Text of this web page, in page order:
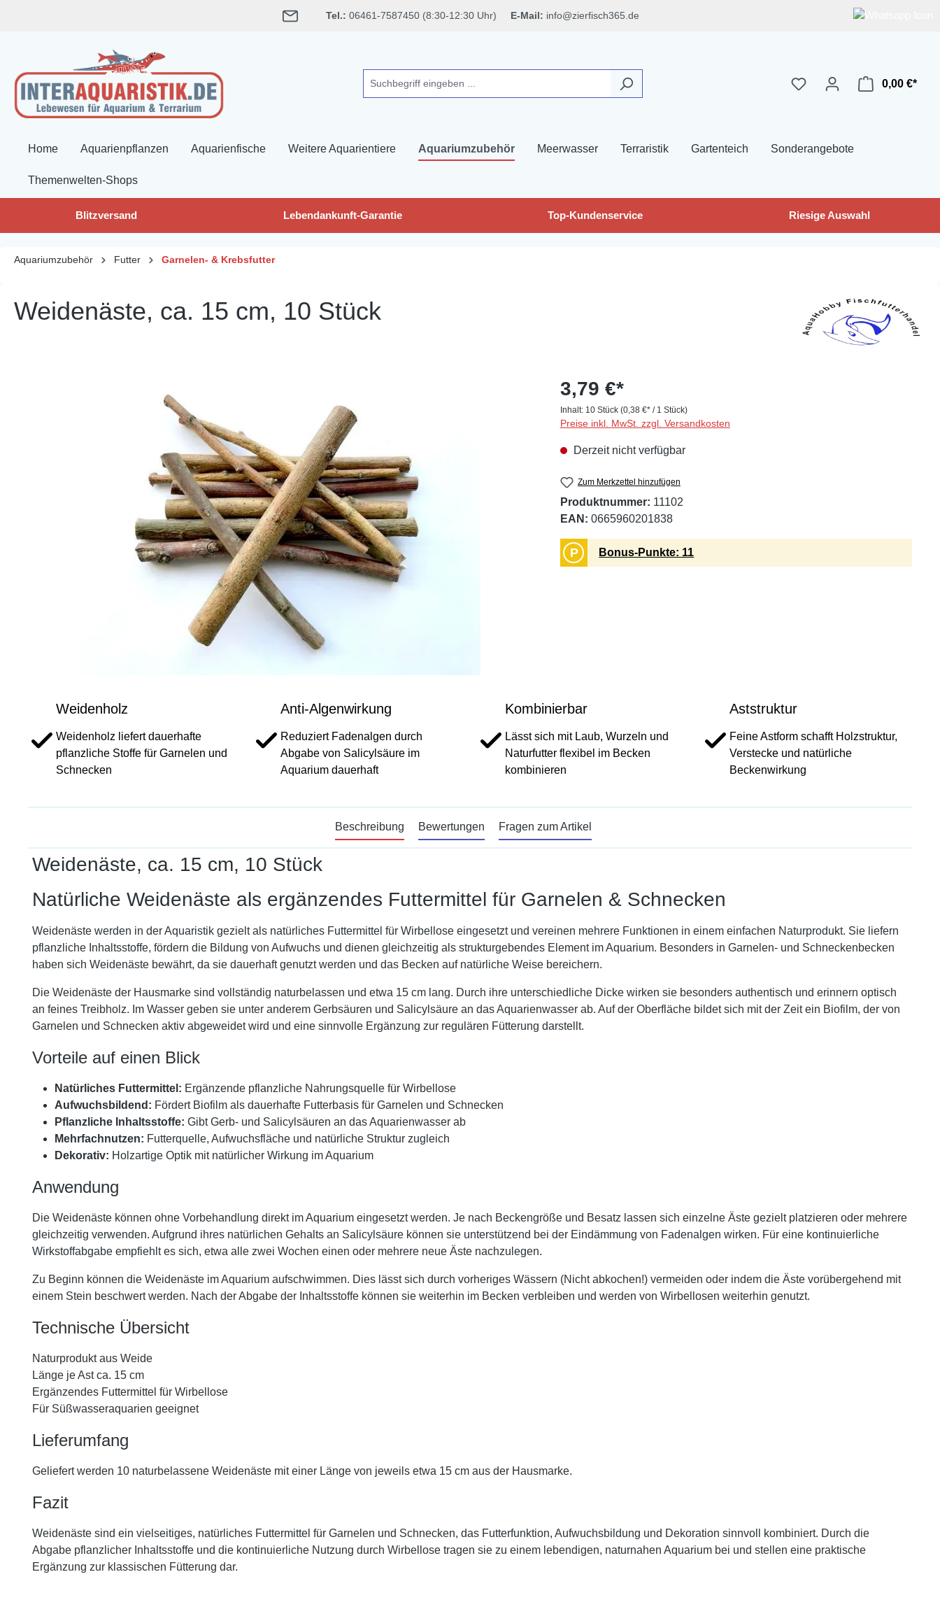
Tel.: 06461-7587450 (8:30-12:30 Uhr) E-Mail: info@zierfisch365.de
0,00 €*
Home Aquarienpflanzen Aquarienfische Weitere Aquarientiere Aquariumzubehör Meerwasser Terraristik Gartenteich Sonderangebote
Themenwelten-Shops
Blitzversand Lebendankunft-Garantie Top-Kundenservice Riesige Auswahl
Aquariumzubehör Futter Garnelen- & Krebsfutter
Weidenäste, ca. 15 cm, 10 Stück
3,79 €*
Inhalt: 10 Stück (0,38 €* / 1 Stück)
Preise inkl. MwSt. zzgl. Versandkosten
Derzeit nicht verfügbar
Zum Merkzettel hinzufügen
Produktnummer: 11102
EAN: 0665960201838
P Bonus-Punkte: 11
Weidenholz
Weidenholz liefert dauerhafte
pflanzliche Stoffe für Garnelen und
Schnecken
Anti-Algenwirkung
Reduziert Fadenalgen durch
Abgabe von Salicylsäure im
Aquarium dauerhaft
Kombinierbar
Lässt sich mit Laub, Wurzeln und
Naturfutter flexibel im Becken
kombinieren
Aststruktur
Feine Astform schafft Holzstruktur,
Verstecke und natürliche
Beckenwirkung
Beschreibung Bewertungen Fragen zum Artikel
Weidenäste, ca. 15 cm, 10 Stück
Natürliche Weidenäste als ergänzendes Futtermittel für Garnelen & Schnecken
Weidenäste werden in der Aquaristik gezielt als natürliches Futtermittel für Wirbellose eingesetzt und vereinen mehrere Funktionen in einem einfachen Naturprodukt. Sie liefern
pflanzliche Inhaltsstoffe, fördern die Bildung von Aufwuchs und dienen gleichzeitig als strukturgebendes Element im Aquarium. Besonders in Garnelen- und Schneckenbecken
haben sich Weidenäste bewährt, da sie dauerhaft genutzt werden und das Becken auf natürliche Weise bereichern.
Die Weidenäste der Hausmarke sind vollständig naturbelassen und etwa 15 cm lang. Durch ihre unterschiedliche Dicke wirken sie besonders authentisch und erinnern optisch
an feines Treibholz. Im Wasser geben sie unter anderem Gerbsäuren und Salicylsäure an das Aquarienwasser ab. Auf der Oberfläche bildet sich mit der Zeit ein Biofilm, der von
Garnelen und Schnecken aktiv abgeweidet wird und eine sinnvolle Ergänzung zur regulären Fütterung darstellt.
Vorteile auf einen Blick
Natürliches Futtermittel: Ergänzende pflanzliche Nahrungsquelle für Wirbellose
Aufwuchsbildend: Fördert Biofilm als dauerhafte Futterbasis für Garnelen und Schnecken
Pflanzliche Inhaltsstoffe: Gibt Gerb- und Salicylsäuren an das Aquarienwasser ab
Mehrfachnutzen: Futterquelle, Aufwuchsfläche und natürliche Struktur zugleich
Dekorativ: Holzartige Optik mit natürlicher Wirkung im Aquarium
Anwendung
Die Weidenäste können ohne Vorbehandlung direkt im Aquarium eingesetzt werden. Je nach Beckengröße und Besatz lassen sich einzelne Äste gezielt platzieren oder mehrere
gleichzeitig verwenden. Aufgrund ihres natürlichen Gehalts an Salicylsäure können sie unterstützend bei der Eindämmung von Fadenalgen wirken. Für eine kontinuierliche
Wirkstoffabgabe empfiehlt es sich, etwa alle zwei Wochen einen oder mehrere neue Äste nachzulegen.
Zu Beginn können die Weidenäste im Aquarium aufschwimmen. Dies lässt sich durch vorheriges Wässern (Nicht abkochen!) vermeiden oder indem die Äste vorübergehend mit
einem Stein beschwert werden. Nach der Abgabe der Inhaltsstoffe können sie weiterhin im Becken verbleiben und werden von Wirbellosen weiterhin genutzt.
Technische Übersicht
Naturprodukt aus Weide
Länge je Ast ca. 15 cm
Ergänzendes Futtermittel für Wirbellose
Für Süßwasseraquarien geeignet
Lieferumfang
Geliefert werden 10 naturbelassene Weidenäste mit einer Länge von jeweils etwa 15 cm aus der Hausmarke.
Fazit
Weidenäste sind ein vielseitiges, natürliches Futtermittel für Garnelen und Schnecken, das Futterfunktion, Aufwuchsbildung und Dekoration sinnvoll kombiniert. Durch die
Abgabe pflanzlicher Inhaltsstoffe und die kontinuierliche Nutzung durch Wirbellose tragen sie zu einem lebendigen, naturnahen Aquarium bei und stellen eine praktische
Ergänzung zur klassischen Fütterung dar.